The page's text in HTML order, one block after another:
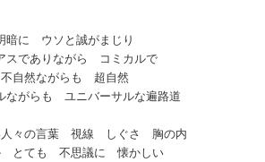
暗に ウソと誠がまじり
スでありながら コミカルで
不自然ながらも 超自然
ながらも ユニバーサルな遍路道
々の言葉 視線 しぐさ 胸の内
とても 不思議に 懐かしい